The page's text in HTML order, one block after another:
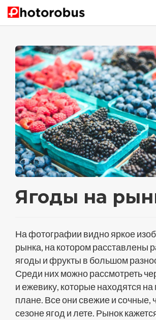
Ягоды на
На фотографии видно яркое
рынка, на котором расставлены
ягоды и фрукты в большом
Среди них можно рассмотреть
и ежевику, которые находятся
плане. Все они свежие и сочные,
сезоне ягод и лете. Рынок